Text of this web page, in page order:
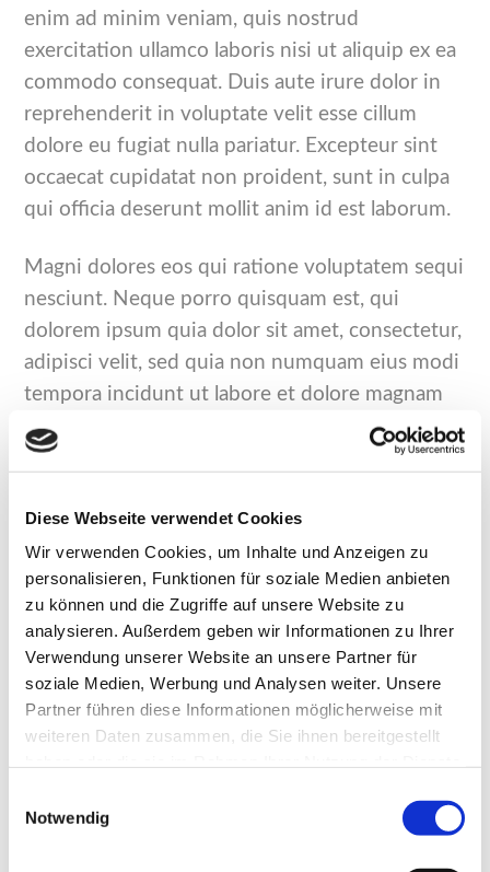
Diese Webseite verwendet Cookies
Wir verwenden Cookies, um Inhalte und Anzeigen zu
personalisieren, Funktionen für soziale Medien anbieten
zu können und die Zugriffe auf unsere Website zu
analysieren. Außerdem geben wir Informationen zu Ihrer
Verwendung unserer Website an unsere Partner für
soziale Medien, Werbung und Analysen weiter. Unsere
Partner führen diese Informationen möglicherweise mit
weiteren Daten zusammen, die Sie ihnen bereitgestellt
Notwendig
enim ad minim veniam, quis nostrud
exercitation ullamco laboris nisi ut aliquip ex ea
commodo consequat. Duis aute irure dolor in
reprehenderit in voluptate velit esse cillum
dolore eu fugiat nulla pariatur. Excepteur sint
occaecat cupidatat non proident, sunt in culpa
qui officia deserunt mollit anim id est laborum.
Magni dolores eos qui ratione voluptatem sequi
nesciunt. Neque porro quisquam est, qui
dolorem ipsum quia dolor sit amet, consectetur,
adipisci velit, sed quia non numquam eius modi
tempora incidunt ut labore et dolore magnam
aliquam quaerat voluptatem. Ut enim ad
minima veniam, quis nostrum exercitationem
aliquid ex ea commodi consequatur? Quis
autem vel eum iure reprehenderit qui in ea
voluptate velit esse quam nihil molestiae
consequatur, vel illum qui dolorem eum fugiat
quo voluptas nulla pariatur.
Sed ut perspiciatis unde omnis iste natus error
sit voluptatem accusantium doloremque
laudantium, totam rem aperiam, eaque ipsa
architecto beatae vitae dicta sunt explicabo.
Nemo enim ipsam voluptatem quia voluptas sit